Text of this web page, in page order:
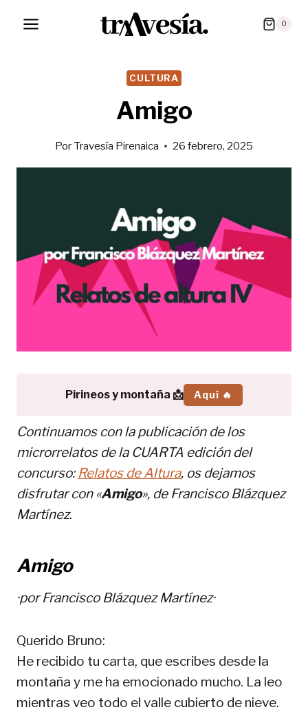
0
CULTURA
Amigo
Por Travesía Pirenaica 26 febrero, 2025
Pirineos y montaña 📩 Aquí 🔥
Continuamos con la publicación de los
microrrelatos de la CUARTA edición del
concurso:Relatos de Altura, os dejamos
disfrutar con «Amigo», de Francisco Blázquez
Martínez.
Amigo
·por Francisco Blázquez Martínez·
Querido Bruno:
He recibido tu carta, que escribes desde la
montaña y me ha emocionado mucho. La leo
mientras veo todo el valle cubierto de nieve.